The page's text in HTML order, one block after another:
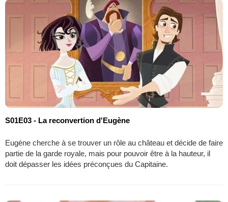
S01E03 - La reconvertion d'Eugène
Eugène cherche à se trouver un rôle au château et décide de faire
partie de la garde royale, mais pour pouvoir être à la hauteur, il
doit dépasser les idées préconçues du Capitaine.